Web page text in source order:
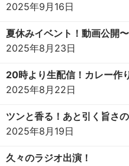
2025年9月16日
夏休みイベント！動画公開〜
2025年8月23日
20時より生配信！カレー作
2025年8月22日
ツンと香る！あと引く旨さ
2025年8月19日
久々のラジオ出演！